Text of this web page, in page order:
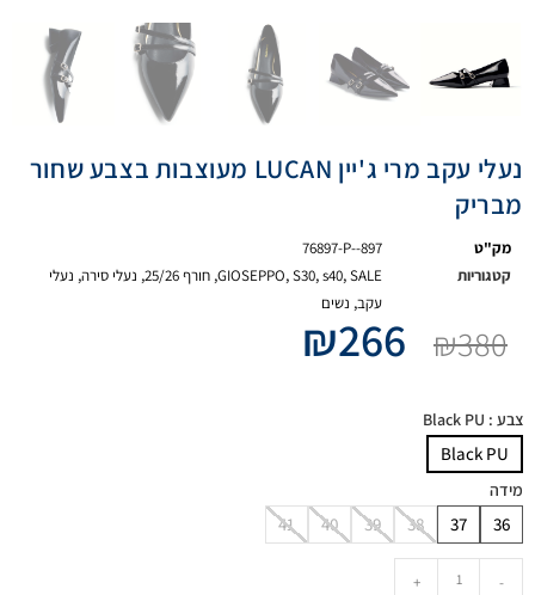
נעלי עקב מרי ג'יין LUCAN מעוצבות בצבע שחור
מבריק
מק"ט
76897-P--897
קטגוריות
GIOSEPPO,S30,s40,SALE
, חורף 25/26 , נעלי סירה, נעלי
עקב, נשים
₪380
₪266
צבע : Black PU
Black PU
מידה
36
37
38
39
40
41
-
+